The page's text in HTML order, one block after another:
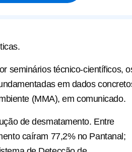
seminários técnico-científicos,
em dados
(MMA), em comunicado.
de desmatamento. Entre
caíram 77,2% no Pantanal;